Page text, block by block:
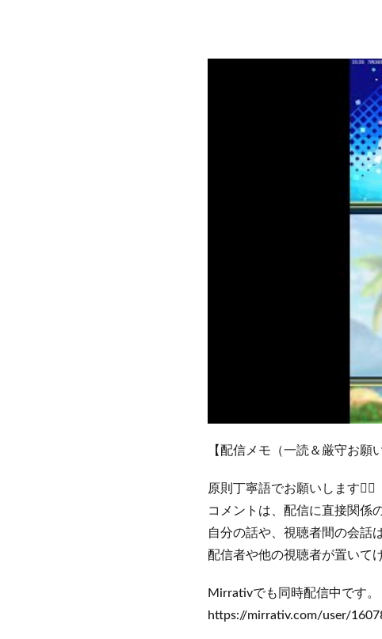
【配信メモ（一読＆厳守お願
原則丁寧語でお願いします🙇‍♂️
コメントは、配信に直接関係
自分の話や、視聴者間の会話
配信者や他の視聴者が置いて
Mirrativでも同時配信中です。
https://mirrativ.com/user/